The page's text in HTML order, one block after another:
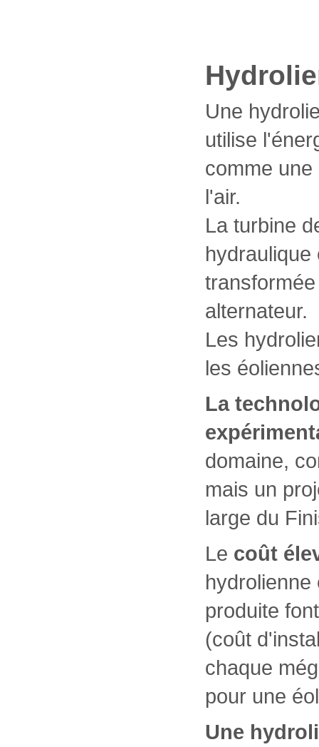
Une
utilise
comme
l'air.
La turbine
hydraulique
alternateur.
Les
les
La
domaine,
mais un
large du
Le coût
hydrolienne
produite
(coût
chaque
pour une
Une